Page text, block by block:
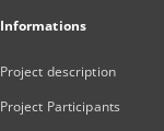
Informations
Project description
Project Participants